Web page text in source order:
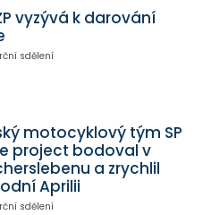
vyzývá k darování
sdělení
motocyklový tým SP
project bodoval v
a zrychlil
Aprilii
sdělení